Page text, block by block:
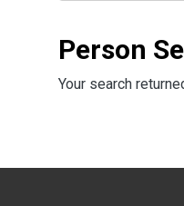
Person
Your search